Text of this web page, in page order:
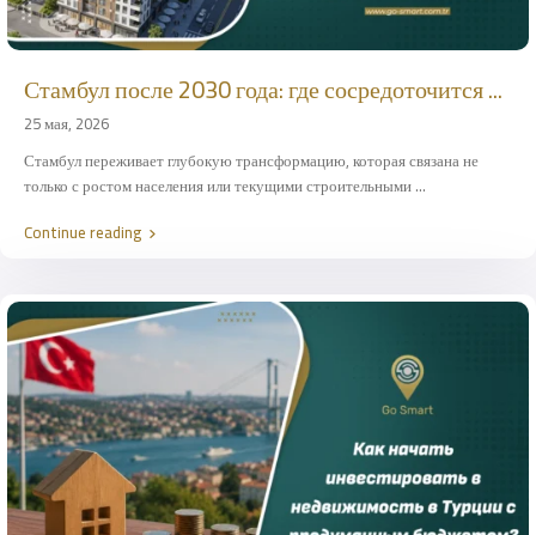
Стамбул после 2030 года: где сосредоточится ...
25 мая, 2026
Стамбул переживает глубокую трансформацию, которая связана не
только с ростом населения или текущими строительными...
Continue reading